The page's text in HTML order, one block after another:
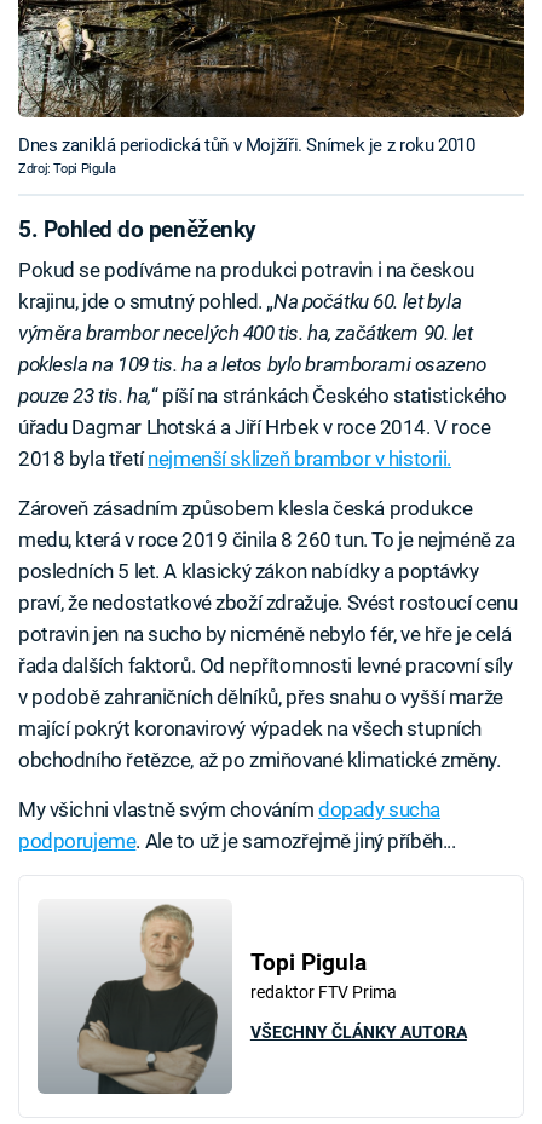
Dnes zaniklá periodická tůň v Mojžíři. Snímek je z roku 2010
Zdroj: Topi Pigula
5. Pohled do peněženky
Pokud se podíváme na produkci potravin i na českou
krajinu, jde o smutný pohled. „Na počátku 60. let byla
výměra brambor necelých 400 tis. ha, začátkem 90. let
poklesla na 109 tis. ha a letos bylo bramborami osazeno
pouze 23 tis. ha,“ píší na stránkách Českého statistického
úřadu Dagmar Lhotská a Jiří Hrbek v roce 2014. V roce
2018 byla třetínejmenší sklizeň brambor v historii.
Zároveň zásadním způsobem klesla česká produkce
medu, která v roce 2019 činila 8 260 tun. To je nejméně za
posledních 5 let. A klasický zákon nabídky a poptávky
praví, že nedostatkové zboží zdražuje. Svést rostoucí cenu
potravin jen na sucho by nicméně nebylo fér, ve hře je celá
řada dalších faktorů. Od nepřítomnosti levné pracovní síly
v podobě zahraničních dělníků, přes snahu o vyšší marže
mající pokrýt koronavirový výpadek na všech stupních
obchodního řetězce, až po zmiňované klimatické změny.
My všichni vlastně svým chovánímdopady sucha
podporujeme. Ale to už je samozřejmě jiný příběh...
Topi Pigula
redaktor FTV Prima
VŠECHNY ČLÁNKY AUTORA